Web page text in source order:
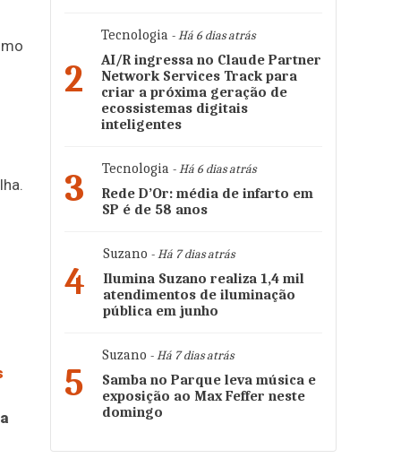
2
Tecnologia - Há 6 dias atrás
AI/R ingressa no Claude Partner
Network Services Track para
criar a próxima geração de
ecossistemas digitais
inteligentes
3 Tecnologia - Há 6 dias atrás
Rede D’Or: média de infarto em
SP é de 58 anos
4
Suzano - Há 7 dias atrás
Ilumina Suzano realiza 1,4 mil
atendimentos de iluminação
pública em junho
5
Suzano - Há 7 dias atrás
Samba no Parque leva música e
exposição ao Max Feffer neste
domingo